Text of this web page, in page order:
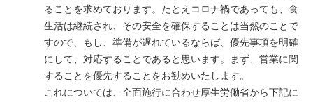
ることを求めております。たとえコロナ禍であっても、食
生活は継続され、その安全を確保することは当然のことで
すので、もし、準備が遅れているならば、優先事項を明確
にして、対応することであると思います。まず、営業に関
することを優先することをお勧めいたします。
これについては、全面施行に合わせ厚生労働省から下記に